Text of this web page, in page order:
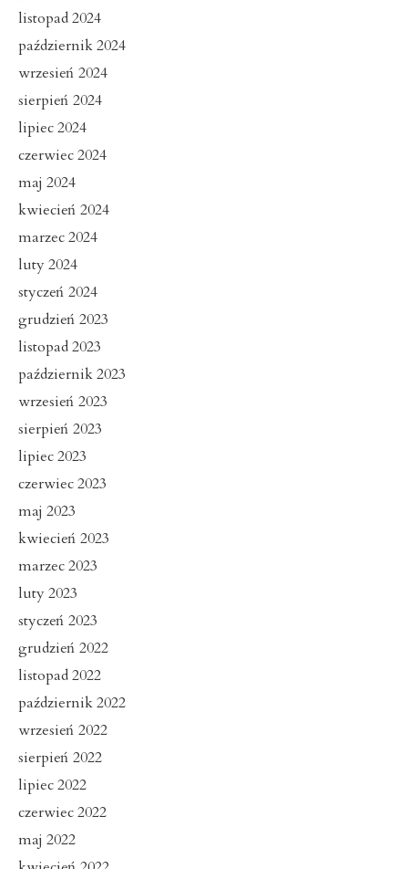
listopad 2024
październik 2024
wrzesień 2024
sierpień 2024
lipiec 2024
czerwiec 2024
maj 2024
kwiecień 2024
marzec 2024
luty 2024
styczeń 2024
grudzień 2023
listopad 2023
październik 2023
wrzesień 2023
sierpień 2023
lipiec 2023
czerwiec 2023
maj 2023
kwiecień 2023
marzec 2023
luty 2023
styczeń 2023
grudzień 2022
listopad 2022
październik 2022
wrzesień 2022
sierpień 2022
lipiec 2022
czerwiec 2022
maj 2022